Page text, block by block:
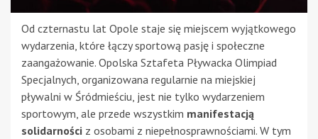
Od czternastu lat Opole staje się miejscem wyjątkowego
wydarzenia, które łączy sportową pasję i społeczne
zaangażowanie. Opolska Sztafeta Pływacka Olimpiad
Specjalnych, organizowana regularnie na miejskiej
pływalni w Śródmieściu, jest nie tylko wydarzeniem
sportowym, ale przede wszystkim manifestacją
solidarności z osobami z niepełnosprawnościami. W tym